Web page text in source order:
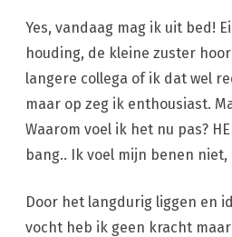
Yes, vandaag mag ik uit bed!
houding, de kleine zuster
langere collega of ik dat wel
maar op zeg ik enthousiast.
Waarom voel ik het nu pas?
bang.. Ik voel mijn benen
Door het langdurig liggen en
vocht heb ik geen kracht